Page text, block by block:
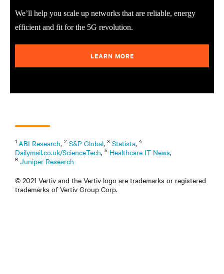
We’ll help you scale up networks that are reliable, energy
efficient and fit for the 5G revolution.
LEARN MORE
1 ABI Research, 2 S&P Global, 3 Statista, 4
Dailymail.co.uk/ScienceTech, 5 Healthcare IT News,
6 Juniper Research
© 2021 Vertiv and the Vertiv logo are trademarks or registered
trademarks of Vertiv Group Corp.